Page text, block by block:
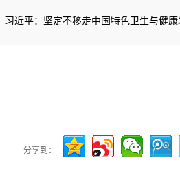
平：坚定不移走中国特色卫生与健康发
分享到：